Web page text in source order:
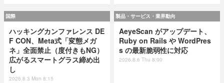
国際
ハッキングカンファレンス DE
F CON、Meta式「変態メガ
ネ」全面禁止（度付きもNG）
広がるスマートグラス締め出
し
2026.8.3 Mon 8:15
製品・サービス・業界動向
AeyeScan がアップデート、
Ruby on Rails や WordPres
s の最新脆弱性に対応
2026.8.6 Thu 8:00